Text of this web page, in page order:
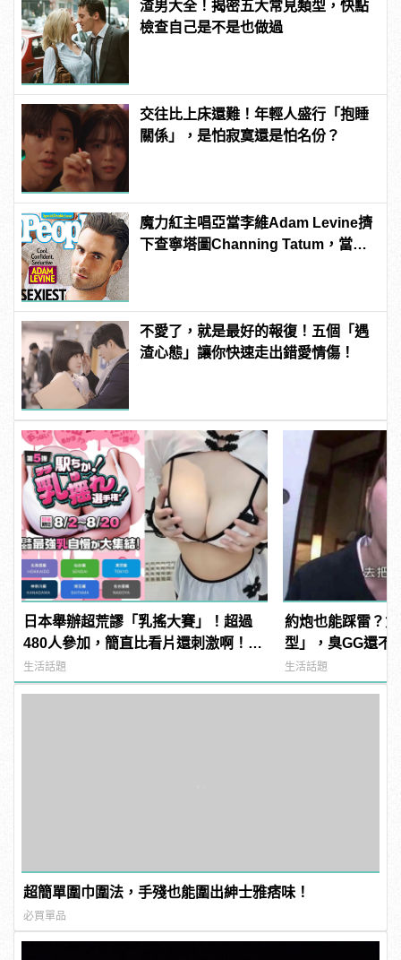
渣男大全！揭密五大常見類型，快點
檢查自己是不是也做過
交往比上床還難！年輕人盛行「抱睡
關係」，是怕寂寞還是怕名份？
魔力紅主唱亞當李維Adam Levine擠
下查寧塔圖Channing Tatum，當選
不愛了，就是最好的報復！五個「遇
渣心態」讓你快速走出錯愛情傷！
日本舉辦超荒謬「乳搖大賽」！超過
480人參加，簡直比看片還刺激啊！ |
manfashion這樣變型男
生活話題
約炮也能踩雷？
型」，臭GG還不
生活話題
超簡單圍巾圍法，手殘也能圍出紳士雅痞味！
必買單品